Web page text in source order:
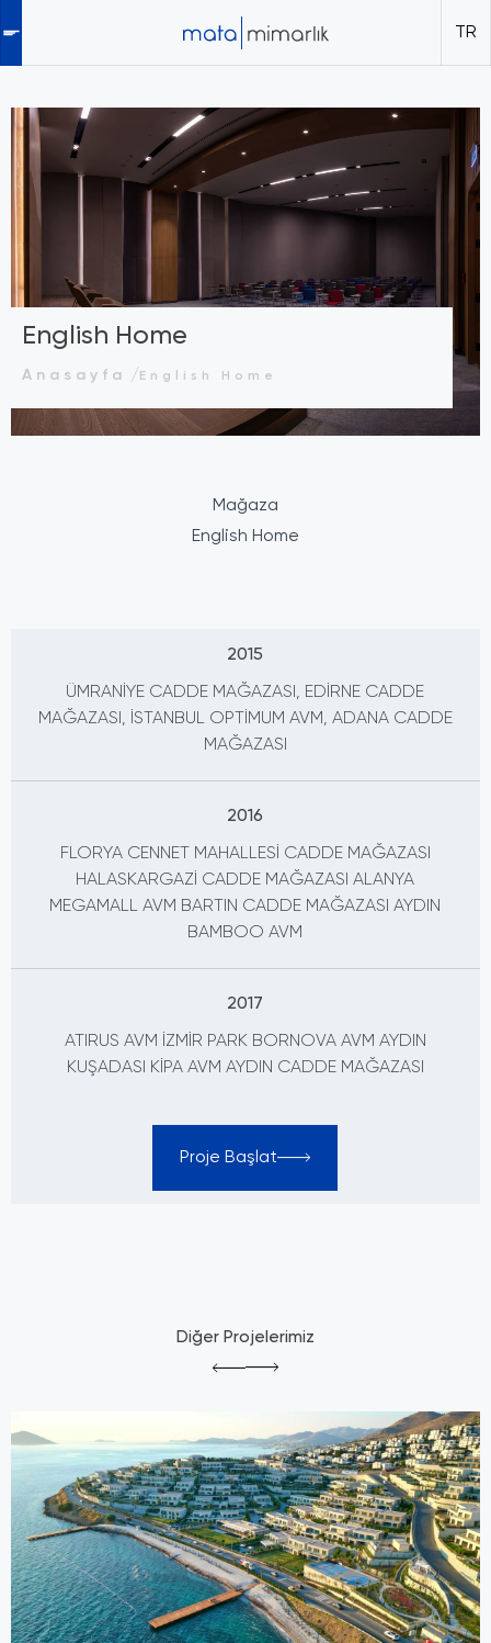
TR
English Home
Anasayfa English Home
Mağaza
English Home
2015
ÜMRANİYE CADDE MAĞAZASI, EDİRNE CADDE
MAĞAZASI, İSTANBUL OPTİMUM AVM, ADANA CADDE
MAĞAZASI
2016
FLORYA CENNET MAHALLESİ CADDE MAĞAZASI
HALASKARGAZİ CADDE MAĞAZASI ALANYA
MEGAMALL AVM BARTIN CADDE MAĞAZASI AYDIN
BAMBOO AVM
2017
ATIRUS AVM İZMİR PARK BORNOVA AVM AYDIN
KUŞADASI KİPA AVM AYDIN CADDE MAĞAZASI
Proje Başlat
Diğer Projelerimiz